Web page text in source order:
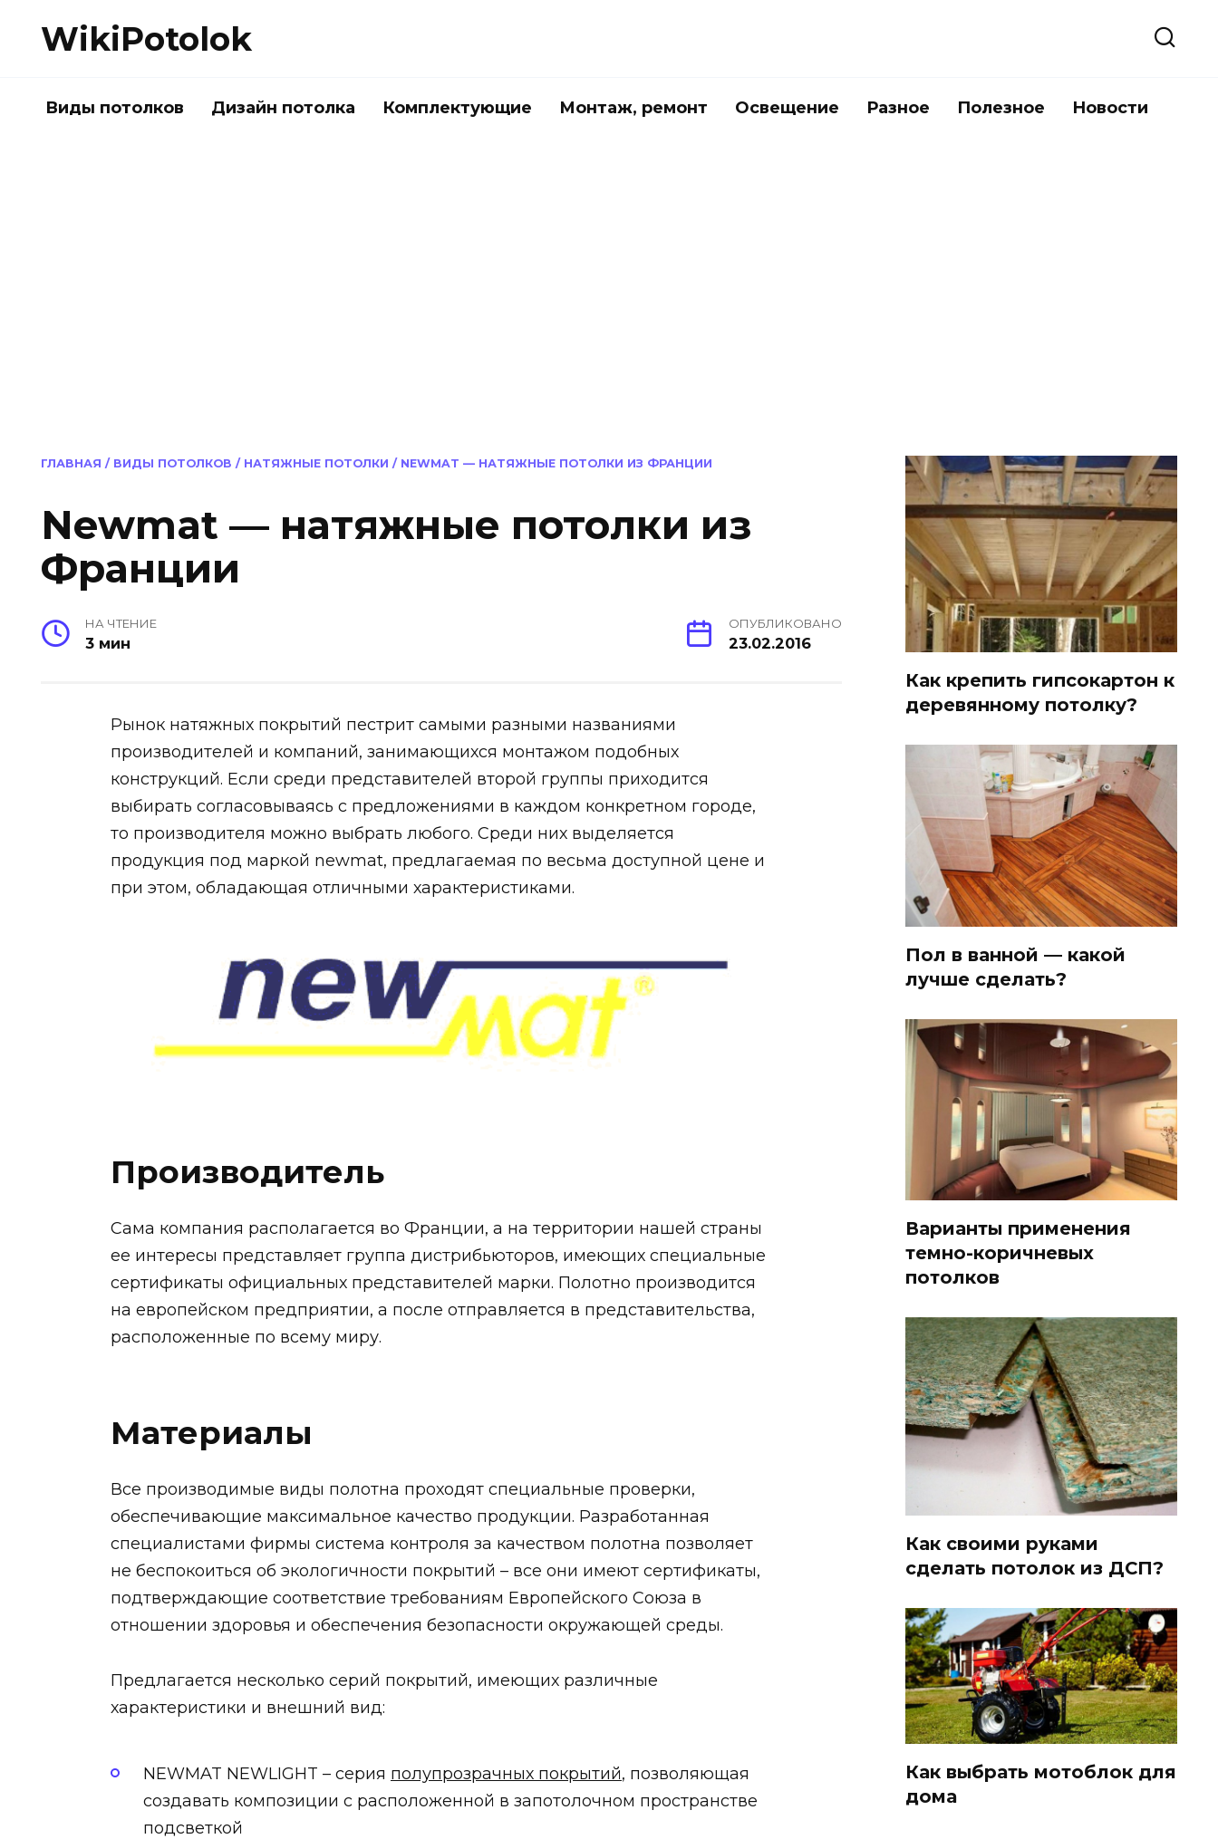
WikiPotolok
Виды потолков Дизайн потолка Комплектующие Монтаж, ремонт Освещение Разное Полезное Новости
ГЛАВНАЯ / ВИДЫ ПОТОЛКОВ / НАТЯЖНЫЕ ПОТОЛКИ / NEWMAT — НАТЯЖНЫЕ ПОТОЛКИ ИЗ ФРАНЦИИ
Newmat — натяжные потолки из
Франции
НА ЧТЕНИЕ
3 мин
ОПУБЛИКОВАНО
23.02.2016
Рынок натяжных покрытий пестрит самыми разными названиями
производителей и компаний, занимающихся монтажом подобных
конструкций. Если среди представителей второй группы приходится
выбирать согласовываясь с предложениями в каждом конкретном городе,
то производителя можно выбрать любого. Среди них выделяется
продукция под маркой newmat, предлагаемая по весьма доступной цене и
при этом, обладающая отличными характеристиками.
Производитель
Сама компания располагается во Франции, а на территории нашей страны
ее интересы представляет группа дистрибьюторов, имеющих специальные
сертификаты официальных представителей марки. Полотно производится
на европейском предприятии, а после отправляется в представительства,
расположенные по всему миру.
Материалы
Все производимые виды полотна проходят специальные проверки,
обеспечивающие максимальное качество продукции. Разработанная
специалистами фирмы система контроля за качеством полотна позволяет
не беспокоиться об экологичности покрытий – все они имеют сертификаты,
подтверждающие соответствие требованиям Европейского Союза в
отношении здоровья и обеспечения безопасности окружающей среды.
Предлагается несколько серий покрытий, имеющих различные
характеристики и внешний вид:
NEWMAT NEWLIGHT – серия полупрозрачных покрытий, позволяющая
создавать композиции с расположенной в запотолочном пространстве
подсветкой
Как крепить гипсокартон к
деревянному потолку?
Пол в ванной — какой
лучше сделать?
Варианты применения
темно-коричневых
потолков
Как своими руками
сделать потолок из ДСП?
Как выбрать мотоблок для
дома